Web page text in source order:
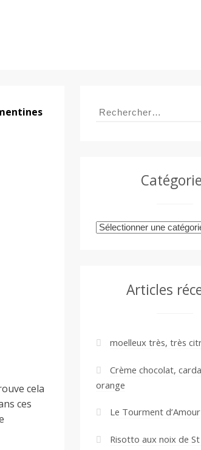
cela
ces
Rechercher :
Catégories
Articles
moelleux très, très
Crème chocolat,
orange
Le Tourment d’Amour
Risotto aux noix de St